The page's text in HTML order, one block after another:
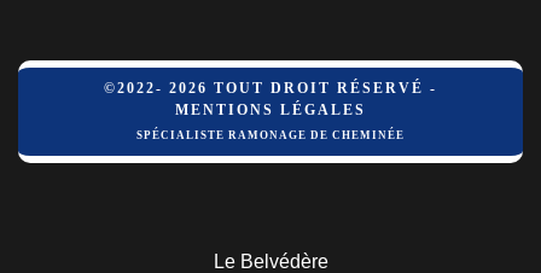
©2022- 2026 TOUT DROIT RÉSERVÉ -
MENTIONS LÉGALES
SPÉCIALISTE RAMONAGE DE CHEMINÉE
Le Belvédère